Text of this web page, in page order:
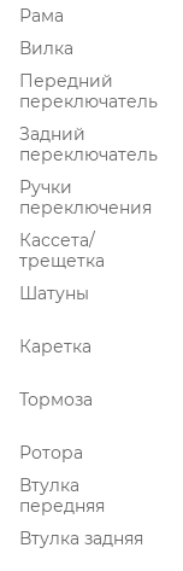
Рама
Вилка
Передний
переключатель
Задний
переключатель
Ручки
переключения
Кассета/
трещетка
Шатуны
Каретка
Тормоза
Ротора
Втулка
передняя
Втулка задняя